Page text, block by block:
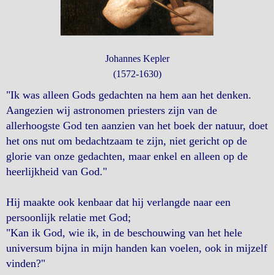
Johannes Kepler
(1572-1630)
"Ik was alleen Gods gedachten na hem aan het denken.
Aangezien wij astronomen priesters zijn van de
allerhoogste God ten aanzien van het boek der natuur, doet
het ons nut om bedachtzaam te zijn, niet gericht op de
glorie van onze gedachten, maar enkel en alleen op de
heerlijkheid van God."
Hij maakte ook kenbaar dat hij verlangde naar een
persoonlijk relatie met God;
"Kan ik God, wie ik, in de beschouwing van het hele
universum bijna in mijn handen kan voelen, ook in mijzelf
vinden?"